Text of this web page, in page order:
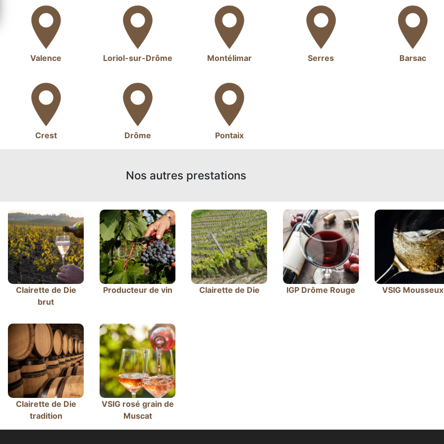
Valence Loriol-sur-Drôme Montélimar Serres Barsac
Crest Drôme Pontaix
Nos autres prestations
Clairette de Die
brut
Producteur de vin Clairette de Die IGP Drôme Rouge VSIG Mousseux
Clairette de Die
tradition
VSIG rosé grain de
Muscat